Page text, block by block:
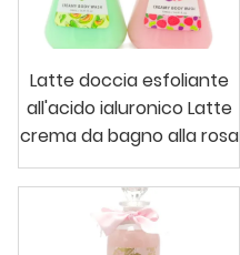
Latte doccia esfoliante
all'acido ialuronico Latte
crema da bagno alla rosa